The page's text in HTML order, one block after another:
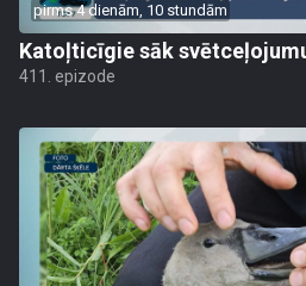
pirms 4 dienām, 10 stundām
Katoļticīgie sāk
411. epizode